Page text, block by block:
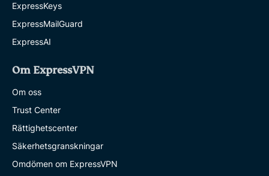
ExpressKeys
ExpressMailGuard
ExpressAI
Om ExpressVPN
Om oss
Trust Center
Rättighetscenter
Säkerhetsgranskningar
Omdömen om ExpressVPN